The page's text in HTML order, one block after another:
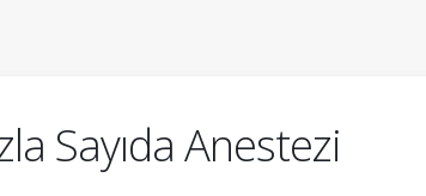
Sayıda Anestezi